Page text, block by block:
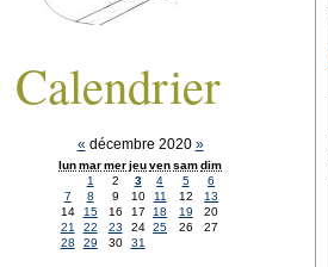
Calendrier
« décembre 2020 »
lunmarmerjeuvensamdim
1
2 3 4 5
6
7
8 9 10 11 12
13
14
15 16 17 18 19
20
21
22 23 24 25 26
27
28
29 30 31